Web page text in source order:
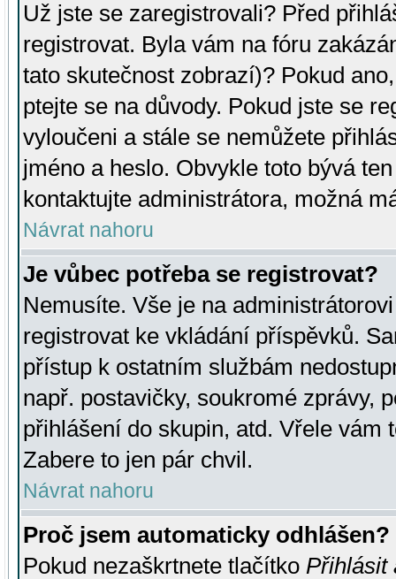
Už jste se zaregistrovali? Před
registrovat. Byla vám na fóru
tato skutečnost zobrazí)? Pokud
ptejte se na důvody. Pokud jste se
vyloučeni a stále se nemůžete
jméno a heslo. Obvykle toto bývá
kontaktujte administrátora, možná
Návrat nahoru
Je vůbec potřeba se registrovat?
Nemusíte. Vše je na
registrovat ke vkládání příspěvků.
přístup k ostatním službám
např. postavičky, soukromé zprávy,
přihlášení do skupin, atd. Vřele vám
Zabere to jen pár chvil.
Návrat nahoru
Proč jsem automaticky odhlášen?
Pokud nezaškrtnete tlačítko Přihlásit